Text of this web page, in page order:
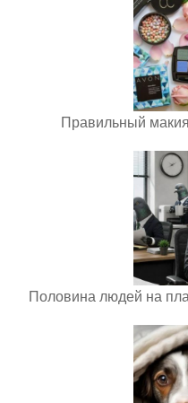
Правильный
Половина людей на